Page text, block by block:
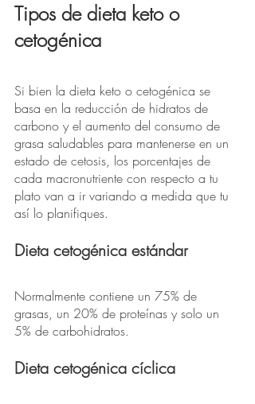
Tipos de dieta keto o
cetogénica
Si bien la dieta keto o cetogénica se
basa en la reducción de hidratos de
carbono y el aumento del consumo de
grasa saludables para mantenerse en un
estado de cetosis, los porcentajes de
cada macronutriente con respecto a tu
plato van a ir variando a medida que tu
así lo planifiques.
Dieta cetogénica estándar
Normalmente contiene un 75% de
grasas, un 20% de proteínas y solo un
5% de carbohidratos.
Dieta cetogénica cíclica